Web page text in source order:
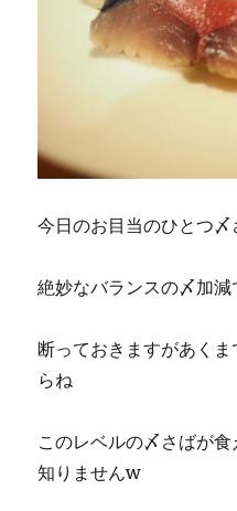
今日のお目当のひとつ〆
絶妙なバランスの〆加
断っておきますがあく
らね
このレベルの〆さばが
知りませんw